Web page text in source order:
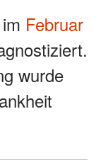
Februar
wurde